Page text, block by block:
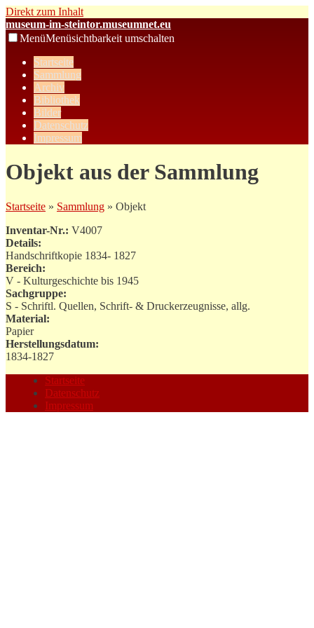
Direkt zum Inhalt
museum-im-steintor.museumnet.eu
MenüMenüsichtbarkeit umschalten
Startseite
Sammlung
Archiv
Bibliothek
Bilder
Datenschutz
Impressum
Objekt aus der Sammlung
Startseite » Sammlung » Objekt
Inventar-Nr.: V4007
Details:
Handschriftkopie 1834- 1827
Bereich:
V - Kulturgeschichte bis 1945
Sachgruppe:
S - Schriftl. Quellen, Schrift- & Druckerzeugnisse, allg.
Material:
Papier
Herstellungsdatum:
1834-1827
Startseite
Datenschutz
Impressum